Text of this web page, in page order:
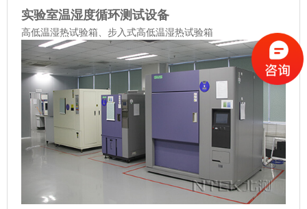
实验室温湿度循环测试设备
高低温湿热试验箱、步入式高低温湿热试验箱